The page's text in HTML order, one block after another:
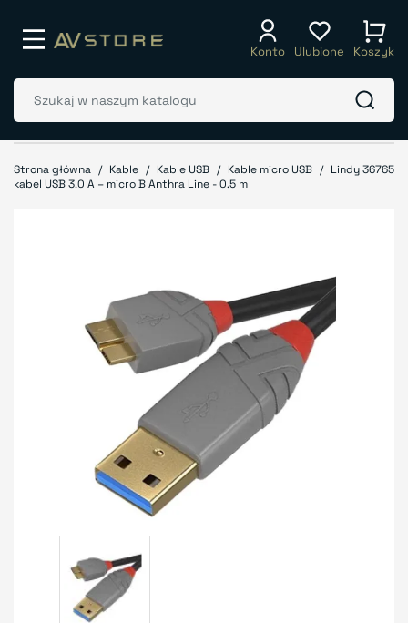
Konto Ulubione Koszyk
Strona główna Kable Kable USB Kable micro USB
Lindy 36765
kabel USB 3.0 A – micro B Anthra Line - 0.5 m